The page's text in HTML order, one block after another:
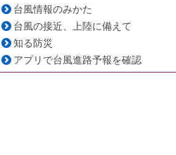
台風情報のみかた
台風の接近、上陸に備えて
知る防災
アプリで台風進路予報を確認